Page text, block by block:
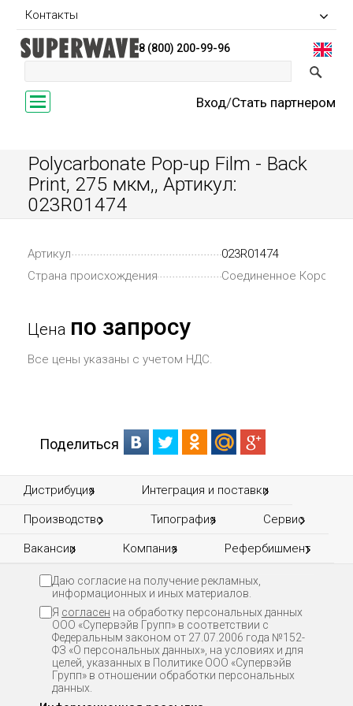
Контакты
8 (800) 200-99-96
Toggle
navigation
Вход/Стать партнером
Polycarbonate Pop-up Film - Back
Print, 275 мкм,, Артикул:
023R01474
Артикул
023R01474
Страна происхождения
Соединенное
Цена по запросу
Все цены указаны с учетом НДС.
Поделиться
Дистрибуция Интеграция и поставки
Производство Типография Сервис
Вакансии Компания Рефербишмент
Даю согласие на получение рекламных,
информационных и иных материалов.
Я согласен на обработку персональных данных
ООО «Супервэйв Групп» в соответствии с
Федеральным законом от 27.07.2006 года №152-
ФЗ «О персональных данных», на условиях и для
целей, указанных в Политике ООО «Супервэйв
Групп» в отношении обработки персональных
данных.